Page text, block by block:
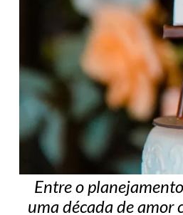
Entre o
uma década de amor